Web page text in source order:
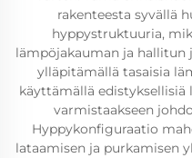
rakenteesta syvällä
hyppystruktuuria,
lämpöjakauman ja hallitun
ylläpitämällä tasaisia
käyttämällä
varmistaakseen
Hyppykonfiguraatio
lataamisen ja purkamisen